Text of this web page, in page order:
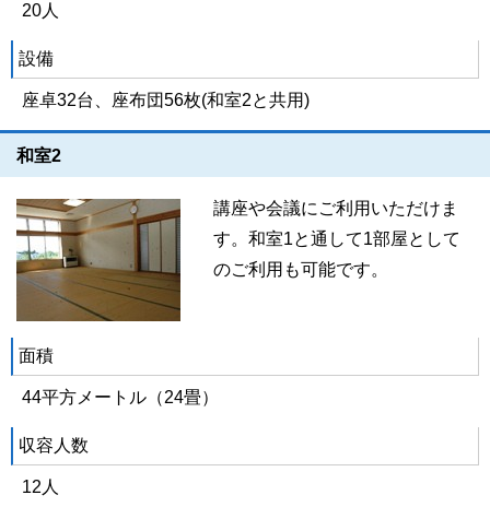
20人
設備
座卓32台、座布団56枚(和室2と共用)
和室2
講座や会議にご利用いただけま
す。和室1と通して1部屋として
のご利用も可能です。
面積
44平方メートル（24畳）
収容人数
12人